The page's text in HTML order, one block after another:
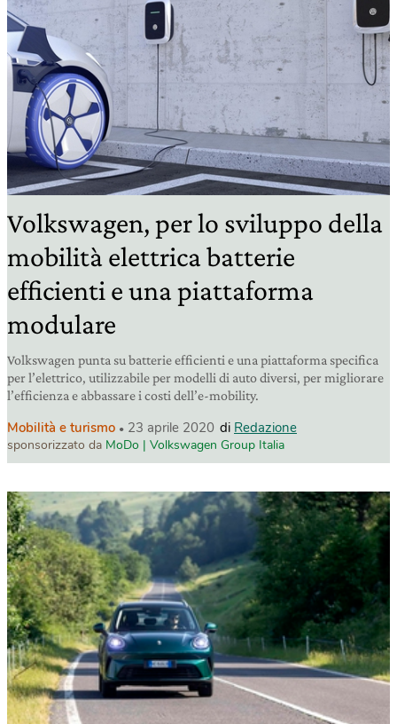
Volkswagen, per lo sviluppo della
mobilità elettrica batterie
efficienti e una piattaforma
modulare
Volkswagen punta su batterie efficienti e una piattaforma specifica
per l’elettrico, utilizzabile per modelli di auto diversi, per migliorare
l’efficienza e abbassare i costi dell’e-mobility.
Mobilità e turismo 23 aprile 2020 di Redazione
sponsorizzato da MoDo | Volkswagen Group Italia